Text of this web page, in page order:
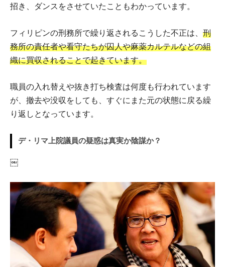
招き、ダンスをさせていたこともわかっています。
フィリピンの刑務所で繰り返されるこうした不正は、 刑
務所の責任者や看守たちが囚人や麻薬カルテルなどの組
織に買収されることで起きています。
職員の入れ替えや抜き打ち検査は何度も行われています
が、撤去や没収をしても、すぐにまた元の状態に戻る繰
り返しとなっています。
デ・リマ上院議員の疑惑は真実か陰謀か？
￼